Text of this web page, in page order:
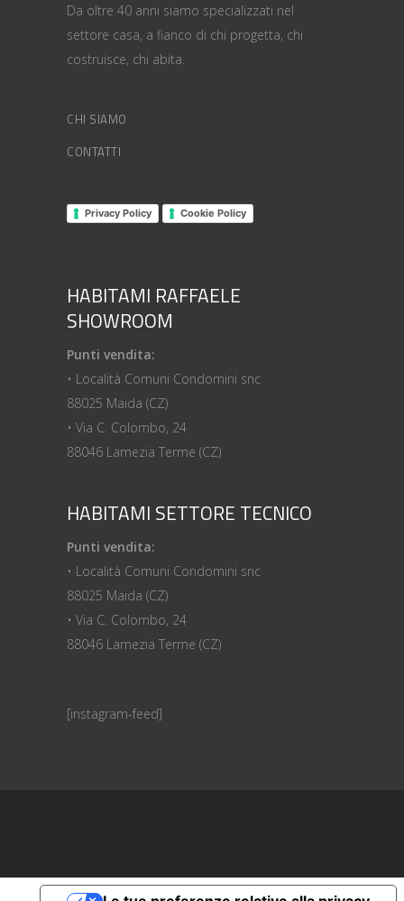
Da oltre 40 anni siamo specializzati nel
settore casa, a fianco di chi progetta, chi
costruisce, chi abita.
CHI SIAMO
CONTATTI
Privacy Policy Cookie Policy
HABITAMI RAFFAELE
SHOWROOM
Punti vendita:
• Località Comuni Condomini snc
88025 Maida (CZ)
• Via C. Colombo, 24
88046 Lamezia Terme (CZ)
HABITAMI SETTORE TECNICO
Punti vendita:
• Località Comuni Condomini snc
88025 Maida (CZ)
• Via C. Colombo, 24
88046 Lamezia Terme (CZ)
[instagram-feed]